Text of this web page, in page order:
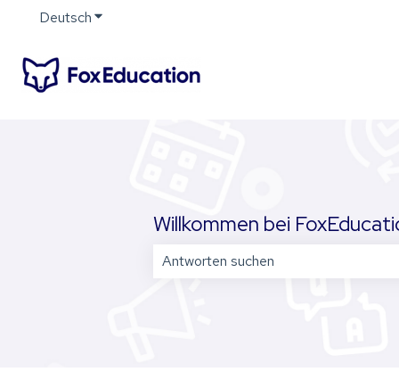
DeutschUntermenü für Übersetzungen anzeigen
Willkommen bei